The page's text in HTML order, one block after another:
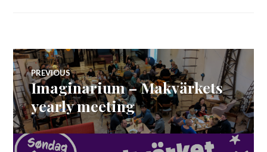
Post
navigation
PREVIOUS
Previous
post:
Imaginarium – Makvärkets
yearly meeting